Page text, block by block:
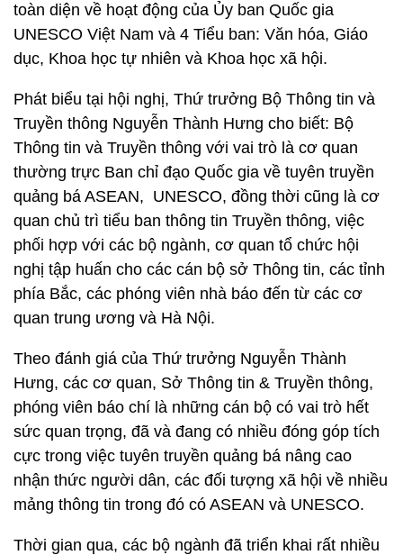
toàn diện về hoạt động của Ủy ban Quốc gia
UNESCO Việt Nam và 4 Tiểu ban: Văn hóa, Giáo
dục, Khoa học tự nhiên và Khoa học xã hội.
Phát biểu tại hội nghị, Thứ trưởng Bộ Thông tin và
Truyền thông Nguyễn Thành Hưng cho biết: Bộ
Thông tin và Truyền thông với vai trò là cơ quan
thường trực Ban chỉ đạo Quốc gia về tuyên truyền
quảng bá ASEAN, UNESCO, đồng thời cũng là cơ
quan chủ trì tiểu ban thông tin Truyền thông, việc
phối hợp với các bộ ngành, cơ quan tổ chức hội
nghị tập huấn cho các cán bộ sở Thông tin, các tỉnh
phía Bắc, các phóng viên nhà báo đến từ các cơ
quan trung ương và Hà Nội.
Theo đánh giá của Thứ trưởng Nguyễn Thành
Hưng, các cơ quan, Sở Thông tin & Truyền thông,
phóng viên báo chí là những cán bộ có vai trò hết
sức quan trọng, đã và đang có nhiều đóng góp tích
cực trong việc tuyên truyền quảng bá nâng cao
nhận thức người dân, các đối tượng xã hội về nhiều
mảng thông tin trong đó có ASEAN và UNESCO.
Thời gian qua, các bộ ngành đã triển khai rất nhiều